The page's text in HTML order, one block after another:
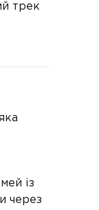
трек
із
через